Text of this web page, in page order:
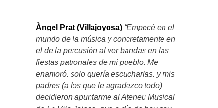
Àngel Prat (Villajoyosa) “Empecé en el
mundo de la música y concretamente en
el de la percusión al ver bandas en las
fiestas patronales de mí pueblo. Me
enamoró, solo quería escucharlas, y mis
padres (a los que le agradezco todo)
decidieron apuntarme al Ateneu Musical